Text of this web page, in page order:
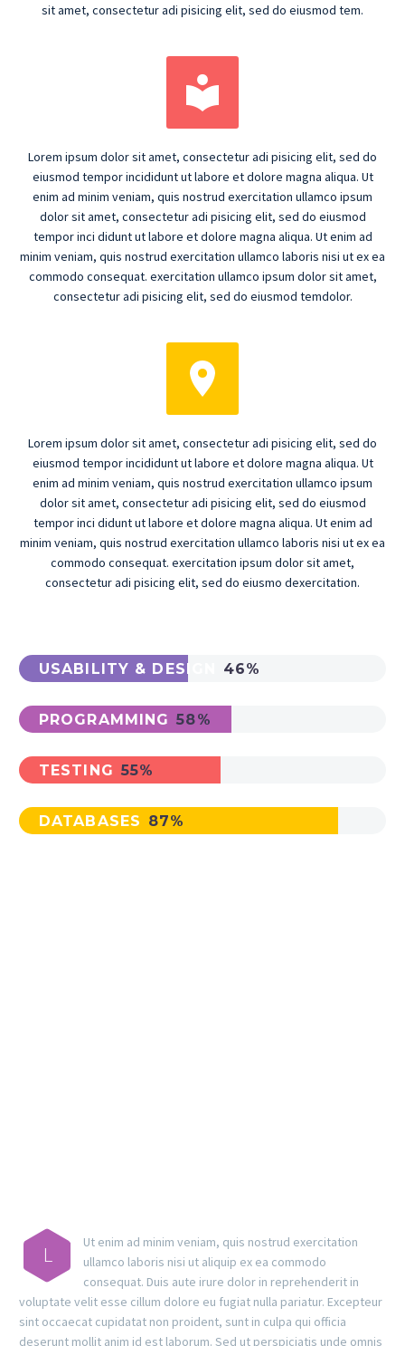
sit amet, consectetur adi pisicing elit, sed do eiusmod tem.


Lorem ipsum dolor sit amet, consectetur adi pisicing elit, sed do
eiusmod tempor incididunt ut labore et dolore magna aliqua. Ut
enim ad minim veniam, quis nostrud exercitation ullamco ipsum
dolor sit amet, consectetur adi pisicing elit, sed do eiusmod
tempor inci didunt ut labore et dolore magna aliqua. Ut enim ad
minim veniam, quis nostrud exercitation ullamco laboris nisi ut ex ea
commodo consequat. exercitation ullamco ipsum dolor sit amet,
consectetur adi pisicing elit, sed do eiusmod temdolor.


Lorem ipsum dolor sit amet, consectetur adi pisicing elit, sed do
eiusmod tempor incididunt ut labore et dolore magna aliqua. Ut
enim ad minim veniam, quis nostrud exercitation ullamco ipsum
dolor sit amet, consectetur adi pisicing elit, sed do eiusmod
tempor inci didunt ut labore et dolore magna aliqua. Ut enim ad
minim veniam, quis nostrud exercitation ullamco laboris nisi ut ex ea
commodo consequat. exercitation ipsum dolor sit amet,
consectetur adi pisicing elit, sed do eiusmo dexercitation.
USABILITY & DESIGN 46%
PROGRAMMING 58%
TESTING 55%
DATABASES 87%
L
Ut enim ad minim veniam, quis nostrud exercitation
ullamco laboris nisi ut aliquip ex ea commodo
consequat. Duis aute irure dolor in reprehenderit in
voluptate velit esse cillum dolore eu fugiat nulla pariatur. Excepteur
sint occaecat cupidatat non proident, sunt in culpa qui officia
deserunt mollit anim id est laborum. Sed ut perspiciatis unde omnis